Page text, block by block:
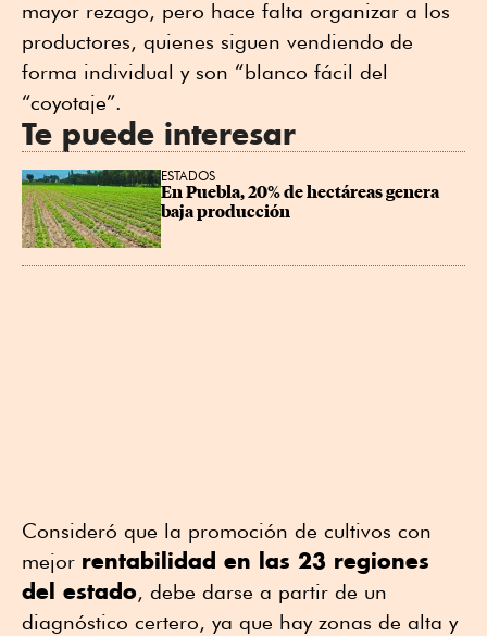
mayor rezago, pero hace falta organizar a los
productores, quienes siguen vendiendo de
forma individual y son “blanco fácil del
“coyotaje”.
Te puede interesar
ESTADOS
En Puebla, 20% de hectáreas genera
baja producción
Consideró que la promoción de cultivos con
mejor rentabilidad en las 23 regiones
del estado, debe darse a partir de un
diagnóstico certero, ya que hay zonas de alta y